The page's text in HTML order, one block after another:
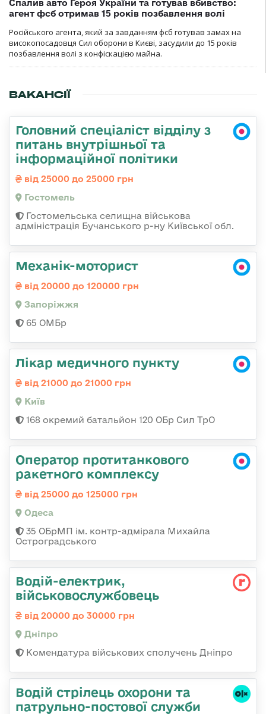
Спалив авто Героя України та готував вбивство:
агент фсб отримав 15 років позбавлення волі
Російського агента, який за завданням фсб готував замах на
високопосадовця Сил оборони в Києві, засудили до 15 років
позбавлення волі з конфіскацією майна.
ВАКАНСІЇ
Головний спеціаліст відділу з
питань внутрішньої та
інформаційної політики
від 25000 до 25000 грн
Гостомель
Гостомельська селищна військова
адміністрація Бучанського р-ну Київської обл.
Механік-моторист
від 20000 до 120000 грн
Запоріжжя
65 ОМБр
Лікар медичного пункту
від 21000 до 21000 грн
Київ
168 окремий батальйон 120 ОБр Cил ТрО
Оператор протитанкового
ракетного комплексу
від 25000 до 125000 грн
Одеса
35 ОБрМП ім. контр-адмірала Михайла
Остроградського
Водій-електрик,
військовослужбовець
від 20000 до 30000 грн
Дніпро
Комендатура військових сполучень Дніпро
Водій стрілець охорони та
патрульно-постової служби